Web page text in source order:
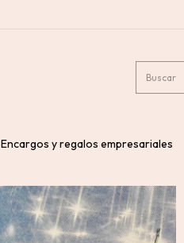
Encargos y regalos empresariales